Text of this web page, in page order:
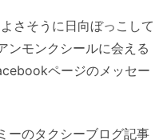
さそうに日向ぼっこして
ンモンクシールに会える
ページのメッセー
ーのタクシーブログ記事